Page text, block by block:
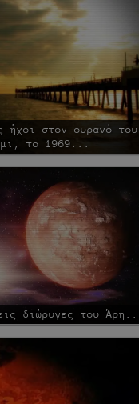
ήχοι στον ουρανό του
το 1969...
διώρυγες του Άρη...